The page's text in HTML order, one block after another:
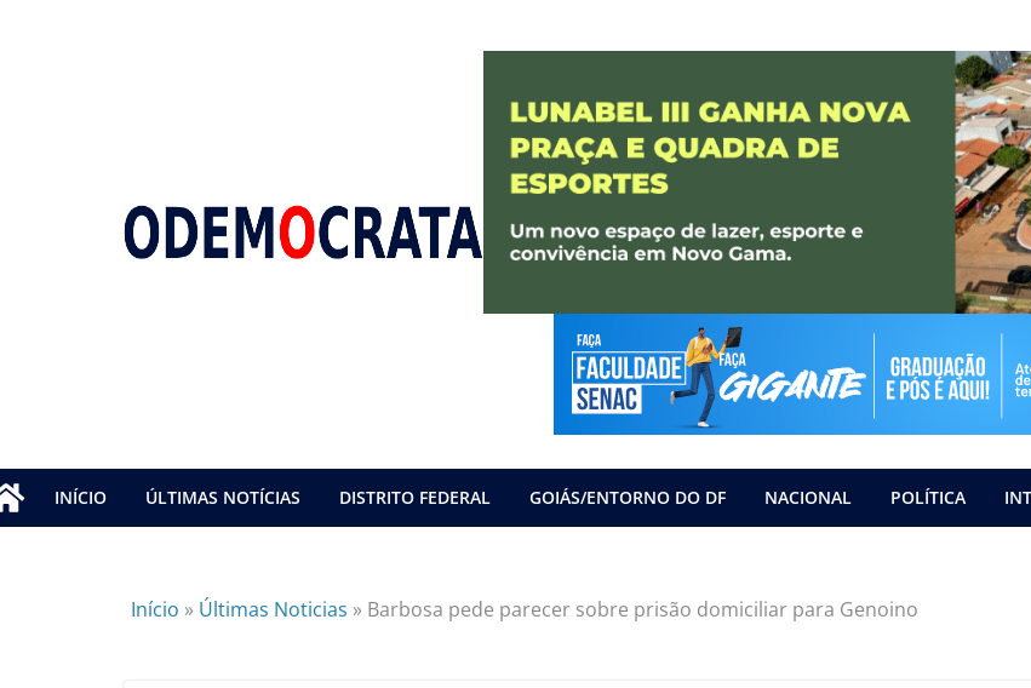
INÍCIO ÚLTIMAS NOTÍCIAS DISTRITO FEDERAL GOIÁS/ENTORNO DO DF NACIONAL POLÍTICA
Início » Últimas Noticias » Barbosa pede parecer sobre prisão domiciliar para Genoino